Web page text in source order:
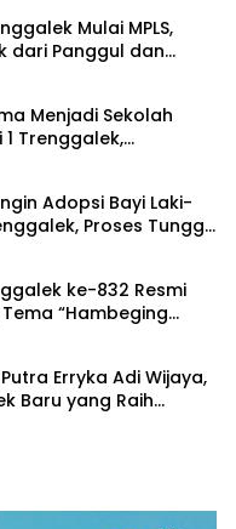
Mulai MPLS,
dari Panggul dan
Menjadi Sekolah
Trenggalek,
Adopsi Bayi Laki-
Proses Tunggu
ke-832 Resmi
“Hambeging
dengan Alam
Erryka Adi Wijaya,
Baru yang Raih